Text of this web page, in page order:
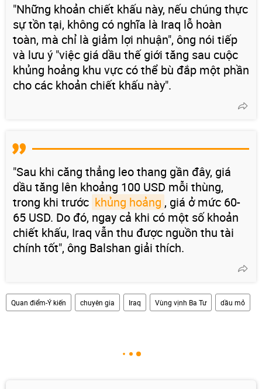
"Những khoản chiết khấu này, nếu chúng thực
sự tồn tại, không có nghĩa là Iraq lỗ hoàn
toàn, mà chỉ là giảm lợi nhuận", ông nói tiếp
và lưu ý "việc giá dầu thế giới tăng sau cuộc
khủng hoảng khu vực có thể bù đắp một phần
cho các khoản chiết khấu này".
"Sau khi căng thẳng leo thang gần đây, giá
dầu tăng lên khoảng 100 USD mỗi thùng,
trong khi trước khủng hoảng , giá ở mức 60-
65 USD. Do đó, ngay cả khi có một số khoản
chiết khấu, Iraq vẫn thu được nguồn thu tài
chính tốt", ông Balshan giải thích.
Quan điểm-Ý kiến chuyên gia Iraq Vùng vịnh Ba Tư dầu mỏ